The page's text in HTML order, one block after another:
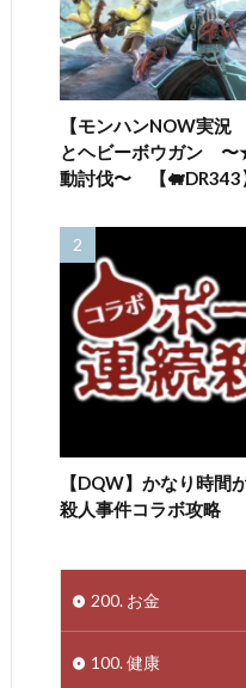
【モンハンNOW実
とヘビーボウガン 〜
動討伐〜 【🐖DR343
【DQW】かなり時
殺人事件コラボ攻略
200. お金
100. 健康